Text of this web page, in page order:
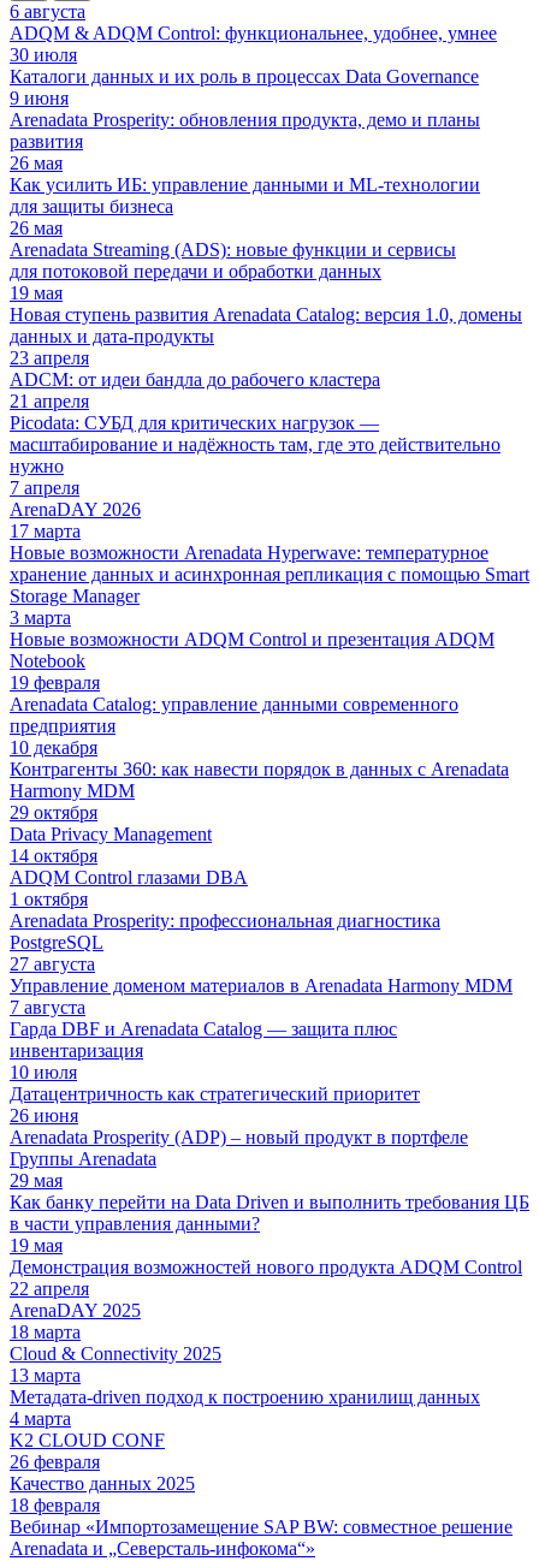
6 августа
ADQM & ADQM Control: функциональнее, удобнее, умнее
30 июля
Каталоги данных и их роль в процессах Data Governance
9 июня
Arenadata Prosperity: обновления продукта, демо и планы
развития
26 мая
Как усилить ИБ: управление данными и ML‑технологии
для защиты бизнеса
26 мая
Arenadata Streaming (ADS): новые функции и сервисы
для потоковой передачи и обработки данных
19 мая
Новая ступень развития Arenadata Catalog: версия 1.0, домены
данных и дата-продукты
23 апреля
ADCM: от идеи бандла до рабочего кластера
21 апреля
Picodata: СУБД для критических нагрузок —
масштабирование и надёжность там, где это действительно
нужно
7 апреля
ArenaDAY 2026
17 марта
Новые возможности Arenadata Hyperwave: температурное
хранение данных и асинхронная репликация с помощью Smart
Storage Manager
3 марта
Новые возможности ADQM Control и презентация ADQM
Notebook
19 февраля
Arenadata Catalog: управление данными современного
предприятия
10 декабря
Контрагенты 360: как навести порядок в данных с Arenadata
Harmony MDM
29 октября
Data Privacy Management
14 октября
ADQM Control глазами DBA
1 октября
Arenadata Prosperity: профессиональная диагностика
PostgreSQL
27 августа
Управление доменом материалов в Arenadata Harmony MDM
7 августа
Гарда DBF и Arenadata Catalog — защита плюс
инвентаризация
10 июля
Датацентричность как стратегический приоритет
26 июня
Arenadata Prosperity (ADP) – новый продукт в портфеле
Группы Arenadata
29 мая
Как банку перейти на Data Driven и выполнить требования ЦБ
в части управления данными?
19 мая
Демонстрация возможностей нового продукта ADQM Control
22 апреля
ArenaDAY 2025
18 марта
Cloud & Connectivity 2025
13 марта
Метадата-driven подход к построению хранилищ данных
4 марта
K2 CLOUD CONF
26 февраля
Качество данных 2025
18 февраля
Вебинар «Импортозамещение SAP BW: совместное решение
Arenadata и „Северсталь-инфокома“»